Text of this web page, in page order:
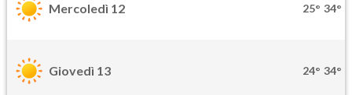
Mercoledì 12 25° 34°
Giovedì 13 24° 34°